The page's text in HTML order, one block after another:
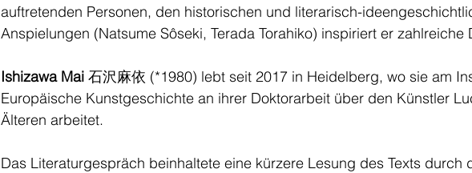
auftretenden Personen, den historischen und literarisch-
Anspielungen (Natsume Sôseki, Terada Torahiko) inspiriert er zahlreiche
Ishizawa Mai 石沢麻依 (*1980) lebt seit 2017 in Heidelberg, wo sie am
Europäische Kunstgeschichte an ihrer Doktorarbeit über den Künstler
Älteren arbeitet.
Das Literaturgespräch beinhaltete eine kürzere Lesung des Texts durch